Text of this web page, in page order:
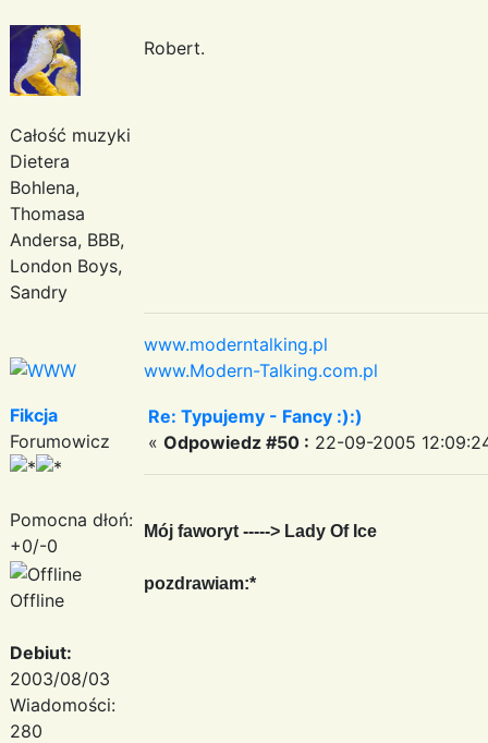
Całość muzyki
Dietera
Bohlena,
Thomasa
Andersa, BBB,
London Boys,
Sandry
Robert.
www.moderntalking.pl
www.Modern-Talking.com.pl
Fikcja
Forumowicz
Pomocna dłoń:
+0/-0
Offline
Debiut:
2003/08/03
Wiadomości:
280
Re: Typujemy - Fancy :):)
« Odpowiedz #50 : 22-09-2005
Mój faworyt -----> Lady Of Ice
pozdrawiam:*